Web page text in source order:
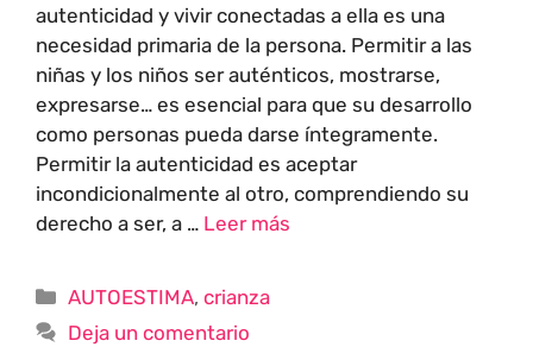
autenticidad y vivir conectadas a ella es una
necesidad primaria de la persona. Permitir a las
niñas y los niños ser auténticos, mostrarse,
expresarse… es esencial para que su desarrollo
como personas pueda darse íntegramente.
Permitir la autenticidad es aceptar
incondicionalmente al otro, comprendiendo su
derecho a ser, a … Leer más
AUTOESTIMA,crianza
Deja un comentario